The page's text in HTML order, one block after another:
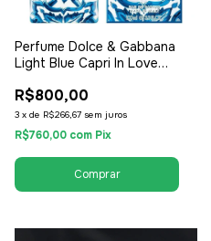
Perfume Dolce & Gabbana
Light Blue Capri In Love
Feminino
R$800,00
3 x de R$266,67 sem juros
R$760,00 com Pix